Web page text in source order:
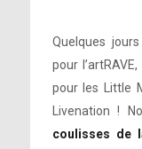
Quelques
pour
pour les Little
Livenation !
coulisses de